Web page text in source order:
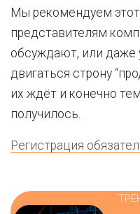
Мы рекомендуем
представителям
обсуждают, или даже
двигаться строну
их ждёт и конечно
получилось.
Регистрация